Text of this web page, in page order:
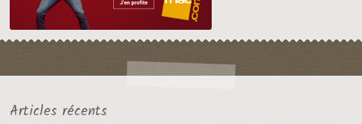
Articles récents